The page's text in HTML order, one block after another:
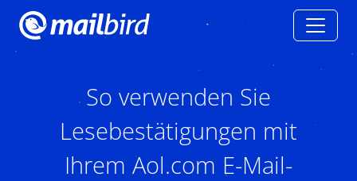
So verwenden Sie
Lesebestätigungen mit
Ihrem Aol.com E-Mail-